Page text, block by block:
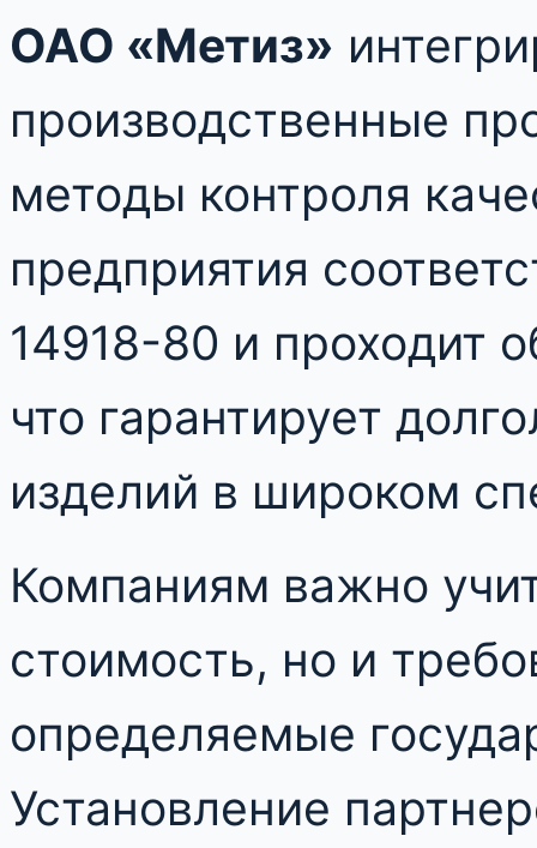
ОАО «Метиз»
производственные
методы контроля
предприятия
14918-80 и проходит
что гарантирует
изделий в широком
Компаниям важно
стоимость, но и
определяемые
Установление